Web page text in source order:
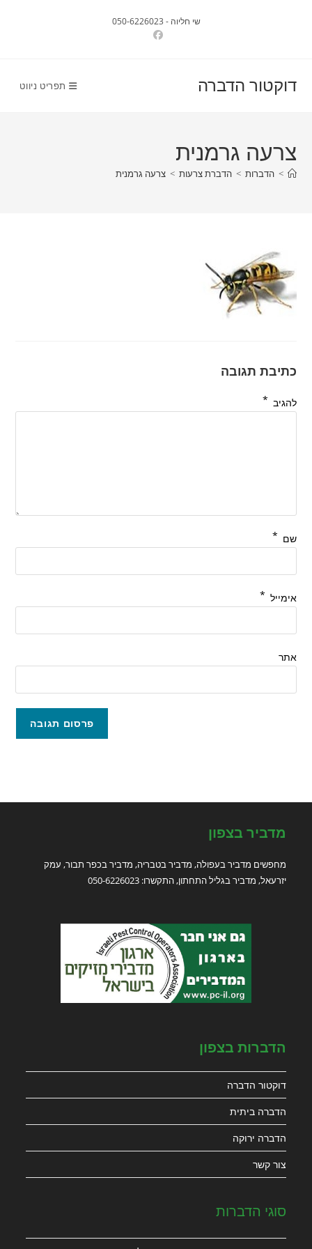
שי חליוה - 050-6226023
דוקטור הדברה תפריט ניווט
צרעה גרמנית
> הדברות > הדברת צרעות > צרעה גרמנית
כתיבת תגובה
להגיב *
שם *
אימייל *
אתר
מדביר בצפון
מחפשים מדביר בעפולה, מדביר בטבריה, מדביר בכפר תבור, עמק
יזרעאל, מדביר בגליל התחתון, התקשרו: 050-6226023
הדברות בצפון
דוקטור הדברה
הדברה ביתית
הדברה ירוקה
צור קשר
סוגי הדברות